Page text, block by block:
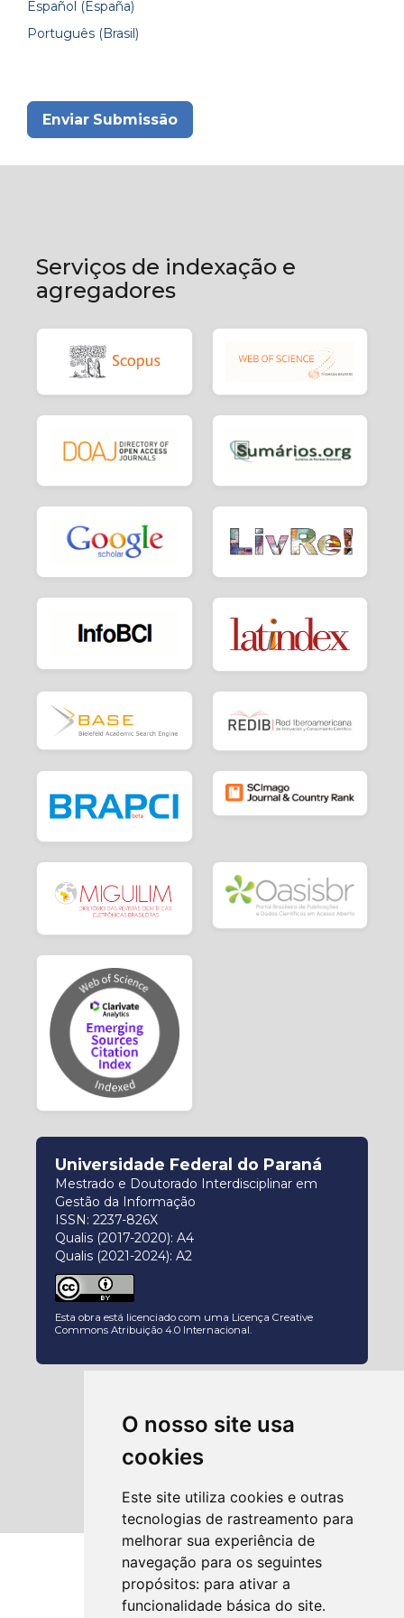
O nosso site usa
cookies
Este site utiliza cookies e outras
tecnologias de rastreamento para
melhorar sua experiência de
navegação para os seguintes
propósitos: para ativar a
funcionalidade básica do site.
Español (España)
Português (Brasil)
Enviar Submissão
Serviços de indexação e
agregadores
Universidade Federal do Paraná
Mestrado e Doutorado Interdisciplinar em
Gestão da Informação
ISSN: 2237-826X
Qualis (2017-2020): A4
Qualis (2021-2024): A2
Esta obra está licenciado com uma Licença Creative
Commons Atribuição 4.0 Internacional.